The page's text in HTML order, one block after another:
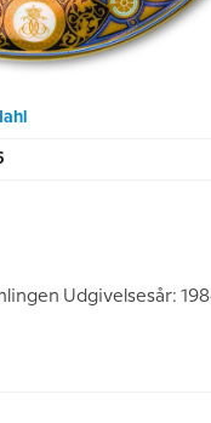
Udgivelsesår: